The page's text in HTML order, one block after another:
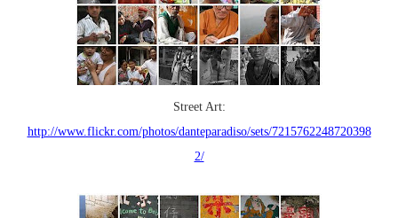
Street Art:
http://www.flickr.com/photos/danteparadiso/sets/7215762248720398
2/